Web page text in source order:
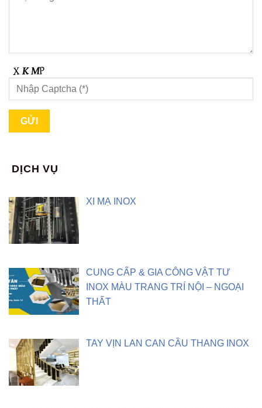
DỊCH VỤ
XI MẠ INOX
CUNG CẤP & GIA CÔNG VẬT TƯ
INOX MÀU TRANG TRÍ NỘI – NGOẠI
THẤT
TAY VỊN LAN CAN CẦU THANG INOX